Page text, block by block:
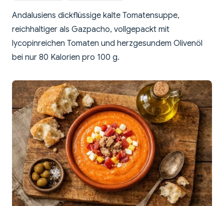
Andalusiens dickflüssige kalte Tomatensuppe,
reichhaltiger als Gazpacho, vollgepackt mit
lycopinreichen Tomaten und herzgesundem Olivenöl
bei nur 80 Kalorien pro 100 g.